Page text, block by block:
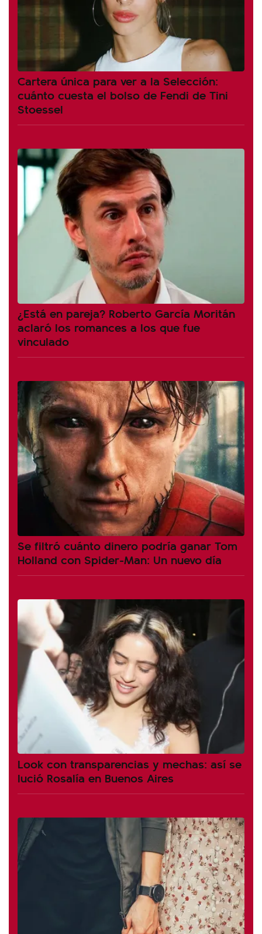
Cartera única para ver a la Selección:
cuánto cuesta el bolso de Fendi de Tini
Stoessel
¿Está en pareja? Roberto García Moritán
aclaró los romances a los que fue
vinculado
Se filtró cuánto dinero podría ganar Tom
Holland con Spider-Man: Un nuevo día
Look con transparencias y mechas: así se
lució Rosalía en Buenos Aires